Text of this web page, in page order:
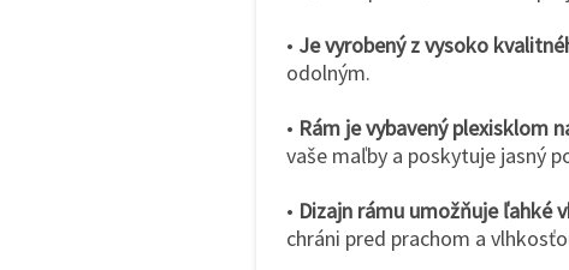
• Je vyrobený z vysoko
odolným.
• Rám je vybavený plexisklom
vaše maľby a poskytuje jasný
• Dizajn rámu umožňuje ľahké
chráni pred prachom a